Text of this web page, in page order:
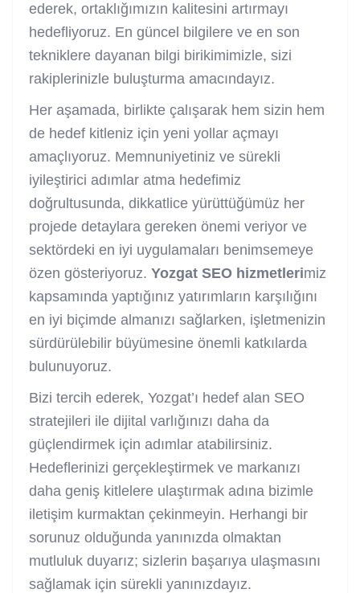
ederek, ortaklığımızın kalitesini artırmayı
hedefliyoruz. En güncel bilgilere ve en son
tekniklere dayanan bilgi birikimimizle, sizi
rakiplerinizle buluşturma amacındayız.
Her aşamada, birlikte çalışarak hem sizin hem
de hedef kitleniz için yeni yollar açmayı
amaçlıyoruz. Memnuniyetiniz ve sürekli
iyileştirici adımlar atma hedefimiz
doğrultusunda, dikkatlice yürüttüğümüz her
projede detaylara gereken önemi veriyor ve
sektördeki en iyi uygulamaları benimsemeye
özen gösteriyoruz. Yozgat SEO hizmetlerimiz
kapsamında yaptığınız yatırımların karşılığını
en iyi biçimde almanızı sağlarken, işletmenizin
sürdürülebilir büyümesine önemli katkılarda
bulunuyoruz.
Bizi tercih ederek, Yozgat’ı hedef alan SEO
stratejileri ile dijital varlığınızı daha da
güçlendirmek için adımlar atabilirsiniz.
Hedeflerinizi gerçekleştirmek ve markanızı
daha geniş kitlelere ulaştırmak adına bizimle
iletişim kurmaktan çekinmeyin. Herhangi bir
sorunuz olduğunda yanınızda olmaktan
mutluluk duyarız; sizlerin başarıya ulaşmasını
sağlamak için sürekli yanınızdayız.